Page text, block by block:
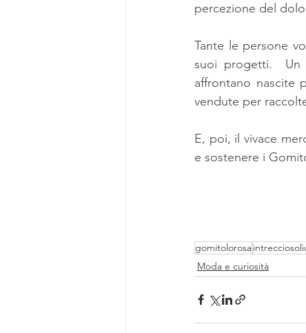
percezione del
Tante le persone
suoi progetti.
affrontano nascite
vendute per
E, poi, il vivace
e sostenere i
gomitolorosa
Moda e curiosità